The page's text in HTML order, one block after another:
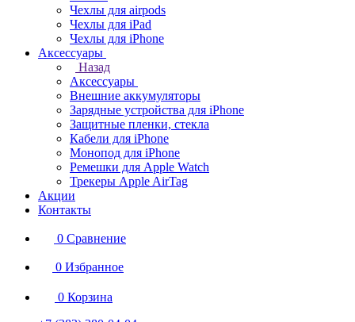
Чехлы для airpods
Чехлы для iPad
Чехлы для iPhone
Аксессуары
Назад
Аксессуары
Внешние аккумуляторы
Зарядные устройства для iPhone
Защитные пленки, стекла
Кабели для iPhone
Монопод для iPhone
Ремешки для Apple Watch
Трекеры Apple AirTag
Акции
Контакты
0 Сравнение
0 Избранное
0 Корзина